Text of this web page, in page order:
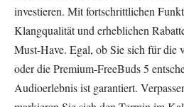
investieren. Mit fortschrittlichen
Klangqualität und erheblichen
Must-Have. Egal, ob Sie sich für die
oder die Premium-FreeBuds 5
Audioerlebnis ist garantiert.